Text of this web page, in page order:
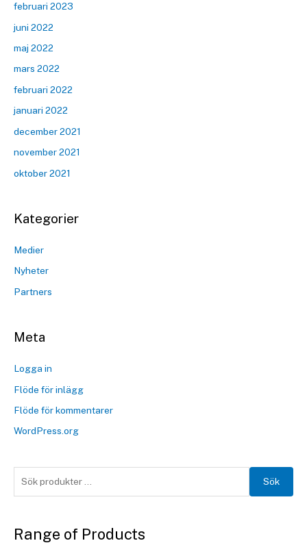
februari 2023
juni 2022
maj 2022
mars 2022
februari 2022
januari 2022
december 2021
november 2021
oktober 2021
Kategorier
Medier
Nyheter
Partners
Meta
Logga in
Flöde för inlägg
Flöde för kommentarer
WordPress.org
Sök
Range of Products